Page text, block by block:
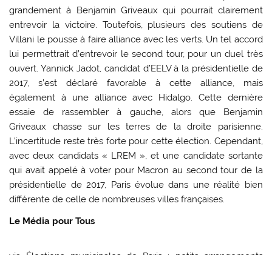
grandement à Benjamin Griveaux qui pourrait clairement
entrevoir la victoire. Toutefois, plusieurs des soutiens de
Villani le pousse à faire alliance avec les verts. Un tel accord
lui permettrait d’entrevoir le second tour, pour un duel très
ouvert. Yannick Jadot, candidat d’EELV à la présidentielle de
2017, s’est déclaré favorable à cette alliance, mais
également à une alliance avec Hidalgo. Cette dernière
essaie de rassembler à gauche, alors que Benjamin
Griveaux chasse sur les terres de la droite parisienne.
L’incertitude reste très forte pour cette élection. Cependant,
avec deux candidats « LREM », et une candidate sortante
qui avait appelé à voter pour Macron au second tour de la
présidentielle de 2017, Paris évolue dans une réalité bien
différente de celle de nombreuses villes françaises.
Le Média pour Tous